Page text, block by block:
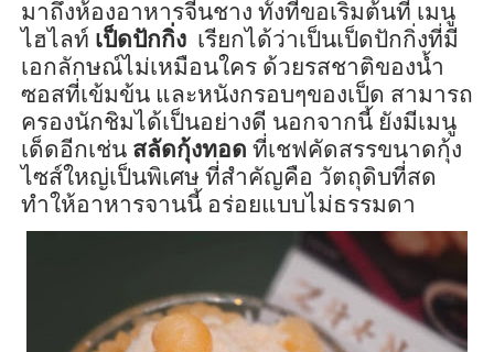
มาถึงห้องอาหารจีนชาง ทั้งทีขอเริ่มต้นที่ เมนู
ไฮไลท์ เป็ดปักกิ่งเรียกได้ว่าเป็นเป็ดปักกิ่งที่มี
เอกลักษณ์ไม่เหมือนใคร ด้วยรสชาติของน้ำ
ซอสที่เข้มข้น และหนังกรอบๆของเป็ด สามารถ
ครองนักชิมได้เป็นอย่างดี นอกจากนี้ ยังมีเมนู
เด็ดอีกเช่น สลัดกุ้งทอด ที่เชฟคัดสรรขนาดกุ้ง
ไซส์ใหญ่เป็นพิเศษ ที่สำคัญคือ วัตถุดิบที่สด
ทำให้อาหารจานนี้ อร่อยแบบไม่ธรรมดา